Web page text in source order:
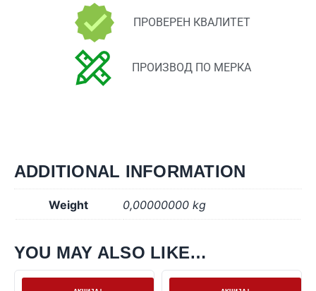
ПРОВЕРЕН КВАЛИТЕТ
ПРОИЗВОД ПО МЕРКА
ADDITIONAL INFORMATION
Weight 0,00000000 kg
YOU MAY ALSO LIKE…